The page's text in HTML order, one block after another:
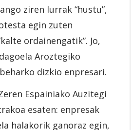
ziren lurrak “hustu”,
egin zuten
ordainengatik”. Jo,
Aroztegiko
beharko dizkio enpresari.
Espainiako Auzitegi
esaten: enpresak
halakorik ganoraz egin,